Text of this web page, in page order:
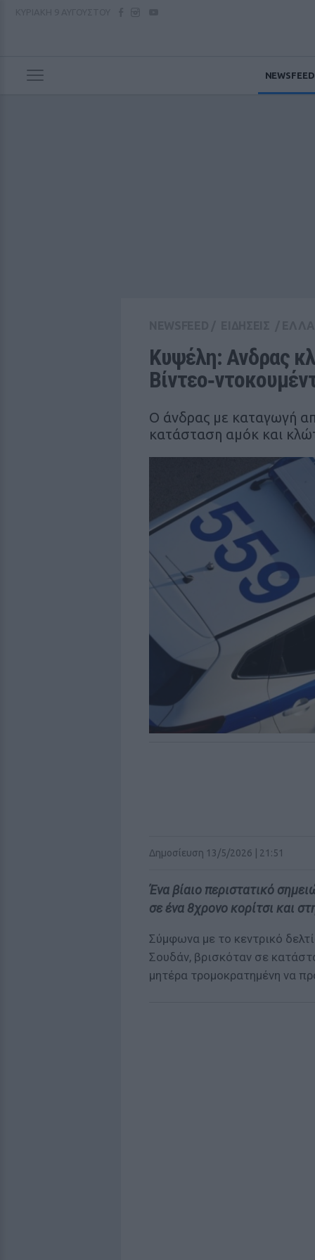
NEWSFEED
Κυψέλη: Ανδρας
Ο άνδρας με καταγωγή
κατάσταση αμόκ και
Δημοσίευση 13/5/2026 | 21:51
Ένα βίαιο περιστατικό
σε ένα 8χρονο κορίτσι και
Σύμφωνα με το κεντρικό
Σουδάν, βρισκόταν σε
μητέρα τρομοκρατημένη να